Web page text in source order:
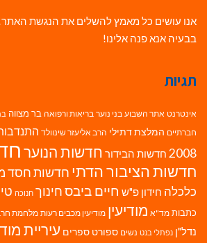
אנו עושים כל מאמץ להשלים את הנגשת
בבעיה אנא פנה אלינו!
תגיות
אינטרנט אתר השבוע בני נוער בריאות ורפואה בר מצווה
חברתיים המלצת דתילי הרב אליעזר שינוולד
2008 חדשות הבידור חדשות הנוער
חדשות הציבור הדתי חדשות חסד
כלכלה חידון פ"ש חיים ביבסחינוך חנוכה
כתבות מד"א מודיעין מודיעין מכבים רעות מלחמת
נדל"ן נפתלי בנט נשים ספורט ספרים עיריית